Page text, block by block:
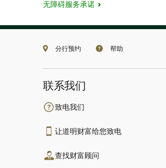
无障碍服务承诺
分行预约 帮助
联系我们​​​​​​​
致电我们
让道明财富给您致电
查找财富顾问